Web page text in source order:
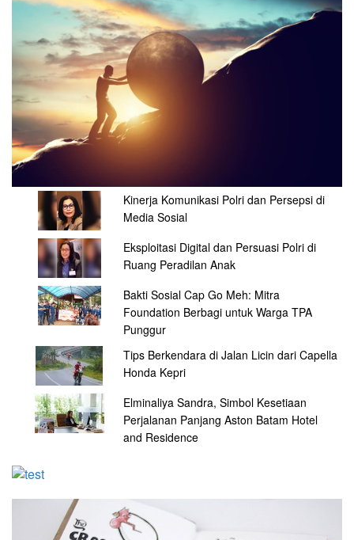
Kinerja Komunikasi Polri dan Persepsi di
Media Sosial
Eksploitasi Digital dan Persuasi Polri di
Ruang Peradilan Anak
Bakti Sosial Cap Go Meh: Mitra
Foundation Berbagi untuk Warga TPA
Punggur
Tips Berkendara di Jalan Licin dari Capella
Honda Kepri
Elminaliya Sandra, Simbol Kesetiaan
Perjalanan Panjang Aston Batam Hotel
and Residence